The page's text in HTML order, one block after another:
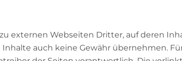
externen Webseiten Dritter, auf deren
auch keine Gewähr übernehmen.